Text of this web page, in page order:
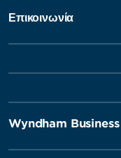
Επικοινωνία
Wyndham Business